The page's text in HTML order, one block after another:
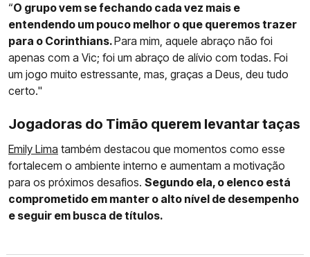
“O grupo vem se fechando cada vez mais e
entendendo um pouco melhor o que queremos trazer
para o Corinthians.Para mim, aquele abraço não foi
apenas com a Vic; foi um abraço de alívio com todas. Foi
um jogo muito estressante, mas, graças a Deus, deu tudo
certo."
Jogadoras do Timão querem levantar taças
Emily Lima também destacou que momentos como esse
fortalecem o ambiente interno e aumentam a motivação
para os próximos desafios. Segundo ela, o elenco está
comprometido em manter o alto nível de desempenho
e seguir em busca de títulos.